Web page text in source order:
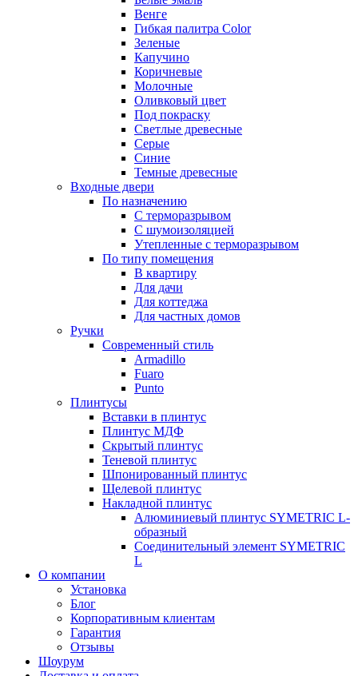
Венге
Гибкая палитра Color
Зеленые
Капучино
Коричневые
Молочные
Оливковый цвет
Под покраску
Светлые древесные
Серые
Синие
Темные древесные
Входные двери
По назначению
С терморазрывом
С шумоизоляцией
Утепленные с терморазрывом
По типу помещения
В квартиру
Для дачи
Для коттеджа
Для частных домов
Ручки
Современный стиль
Armadillo
Fuaro
Punto
Плинтусы
Вставки в плинтус
Плинтус МДФ
Скрытый плинтус
Теневой плинтус
Шпонированный плинтус
Щелевой плинтус
Накладной плинтус
Алюминиевый плинтус SYMETRIC L-
образный
Соединительный элемент SYMETRIC
L
О компании
Установка
Блог
Корпоративным клиентам
Гарантия
Отзывы
Шоурум